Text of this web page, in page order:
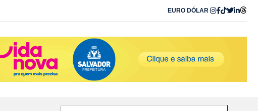
EURO DÓLAR